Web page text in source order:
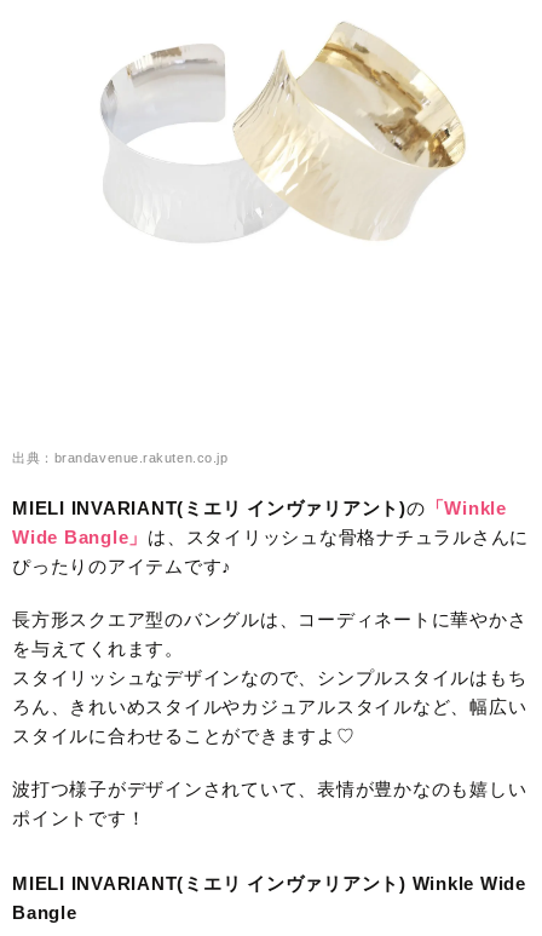
出典：brandavenue.rakuten.co.jp
MIELI INVARIANT(ミエリ インヴァリアント)の 「Winkle
Wide Bangle」 は、スタイリッシュな骨格ナチュラルさんに
ぴったりのアイテムです♪
長方形スクエア型のバングルは、コーディネートに華やかさ
を与えてくれます。
スタイリッシュなデザインなので、シンプルスタイルはもち
ろん、きれいめスタイルやカジュアルスタイルなど、幅広い
スタイルに合わせることができますよ♡
波打つ様子がデザインされていて、表情が豊かなのも嬉しい
ポイントです！
MIELI INVARIANT(ミエリ インヴァリアント) Winkle Wide
Bangle